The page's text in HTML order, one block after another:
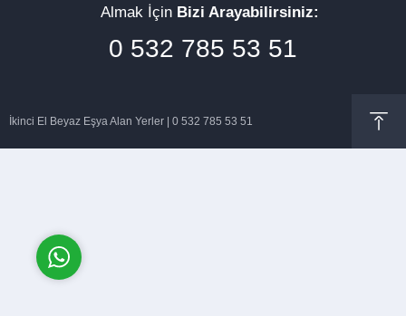
Almak İçin Bizi Arayabilirsiniz:
0 532 785 53 51
İkinci El Beyaz Eşya Alan Yerler | 0 532 785 53 51